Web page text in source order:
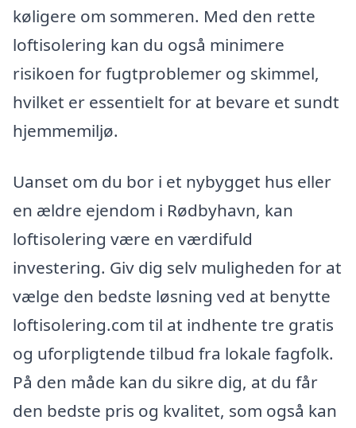
køligere om sommeren. Med den rette
loftisolering kan du også minimere
risikoen for fugtproblemer og skimmel,
hvilket er essentielt for at bevare et sundt
hjemmemiljø.
Uanset om du bor i et nybygget hus eller
en ældre ejendom i Rødbyhavn, kan
loftisolering være en værdifuld
investering. Giv dig selv muligheden for at
vælge den bedste løsning ved at benytte
loftisolering.com til at indhente tre gratis
og uforpligtende tilbud fra lokale fagfolk.
På den måde kan du sikre dig, at du får
den bedste pris og kvalitet, som også kan